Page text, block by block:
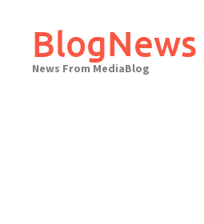
contentBlogNews
News From MediaBlog